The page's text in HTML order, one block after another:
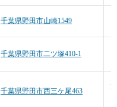
千葉県野田市山崎1549
千葉県野田市二ツ塚410-1
千葉県野田市西三ケ尾463